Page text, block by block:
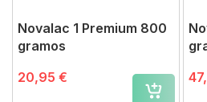
Novalac 1 Premium 800
gramos
20,95 €